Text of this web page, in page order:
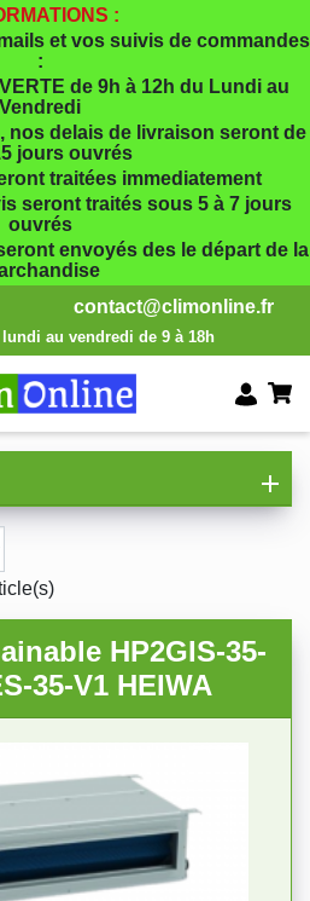
:
et vos suivis de commandes
:
de 9h à 12h du Lundi au
Vendredi
nos delais de livraison seront de
jours ouvrés
traitées immediatement
seront traités sous 5 à 7 jours
ouvrés
envoyés des le départ de la
au vendredi de 9 à 18h
contact@climonline.fr
HP2GIS-35-
35-V1 HEIWA